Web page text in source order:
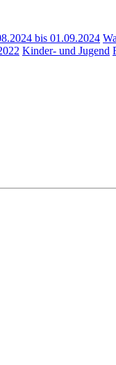
bis 01.09.2024
Kinder- und Jugend